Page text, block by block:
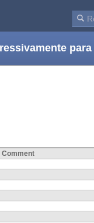
para
Comment